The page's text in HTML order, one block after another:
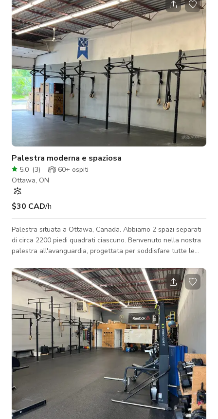
rifugio su 2 piani di 2680 piedi quadrati è il luogo ideale per
attività di produzione indimenticabili, piccoli eventi e riunioni
d'ufficio intime. Immergiti nell'atmosfera ariosa del nostro l
Palestra moderna e spaziosa
5.0 (3) 60+ ospiti
Ottawa, ON
$30 CAD/h
Palestra situata a Ottawa, Canada. Abbiamo 2 spazi separati
di circa 2200 piedi quadrati ciascuno. Benvenuto nella nostra
palestra all'avanguardia, progettata per soddisfare tutte le
ambiente pulito, moderno e motivante, perfetto per tutti i tipi di
eventi. Mandaci un messaggio qui per prenotare.